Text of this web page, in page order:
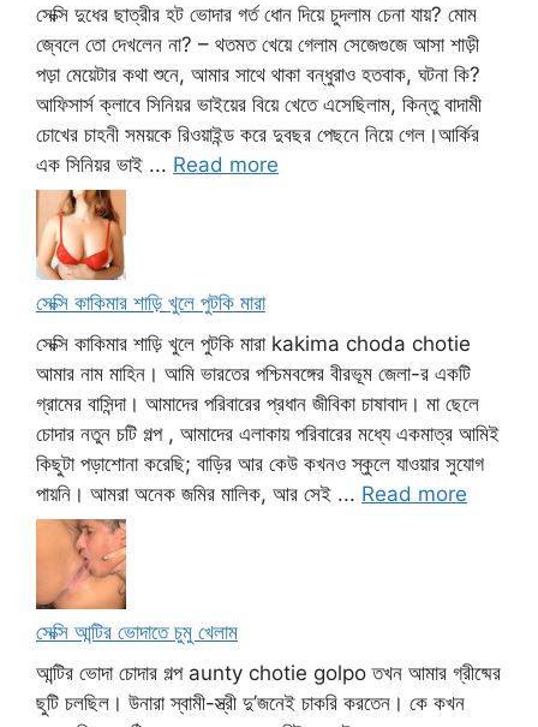
সেক্সি দুধের ছাত্রীর হট ভোদার গর্ত ধোন দিয়ে চুদলাম চেনা যায়? মোম
জ্বেলে তো দেখলেন না? – থতমত খেয়ে গেলাম সেজেগুজে আসা শাড়ী
পড়া মেয়েটার কথা শুনে, আমার সাথে থাকা বন্ধুরাও হতবাক, ঘটনা কি?
আফিসার্স ক্লাবে সিনিয়র ভাইয়ের বিয়ে খেতে এসেছিলাম, কিন্তু বাদামী
চোখের চাহনী সময়কে রিওয়াইন্ড করে দুবছর পেছনে নিয়ে গেল।আর্কির
এক সিনিয়র ভাই ... Read more
সেক্সি কাকিমার শাড়ি খুলে পুটকি মারা
সেক্সি কাকিমার শাড়ি খুলে পুটকি মারা kakima choda chotie
আমার নাম মাহিন। আমি ভারতের পশ্চিমবঙ্গের বীরভূম জেলা-র একটি
গ্রামের বাসিন্দা। আমাদের পরিবারের প্রধান জীবিকা চাষাবাদ। মা ছেলে
চোদার নতুন চটি গল্প , আমাদের এলাকায় পরিবারের মধ্যে একমাত্র আমিই
কিছুটা পড়াশোনা করেছি; বাড়ির আর কেউ কখনও স্কুলে যাওয়ার সুযোগ
পায়নি। আমরা অনেক জমির মালিক, আর সেই ... Read more
সেক্সি আন্টির ভোদাতে চুমু খেলাম
আন্টির ভোদা চোদার গল্প aunty chotie golpo তখন আমার গ্রীষ্মের
ছুটি চলছিল। উনারা স্বামী-স্ত্রী দু’জনেই চাকরি করতেন। কে কখন